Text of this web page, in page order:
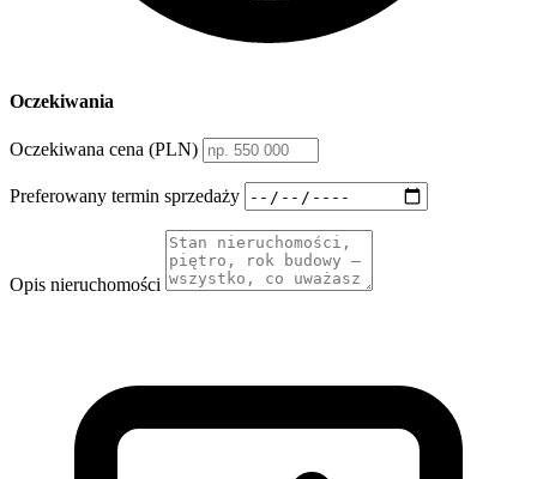
Oczekiwania
Oczekiwana cena (PLN)
Preferowany termin sprzedaży
Opis nieruchomości